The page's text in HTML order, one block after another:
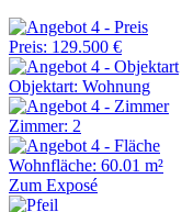
Preis: 129.500 €
Objektart: Wohnung
Zimmer: 2
Wohnfläche: 60.01 m²
Zum Exposé